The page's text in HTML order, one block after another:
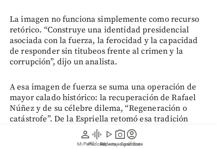
person
Mi Perfil
graphic_eq
Pódcast
play_arrow
Videos
photo_camera
Reportajes gráficos
account_circle
Suscríbete
La imagen no funciona simplemente como recurso
retórico. “Construye una identidad presidencial
asociada con la fuerza, la ferocidad y la capacidad
de responder sin titubeos frente al crimen y la
corrupción”, dijo un analista.
A esa imagen de fuerza se suma una operación de
mayor calado histórico: la recuperación de Rafael
Núñez y de su célebre dilema, “Regeneración o
catástrofe”. De la Espriella retomó esa tradición
para plantear una nueva regeneración, según él,
esta vez articulada en cuatro dimensiones: moral,